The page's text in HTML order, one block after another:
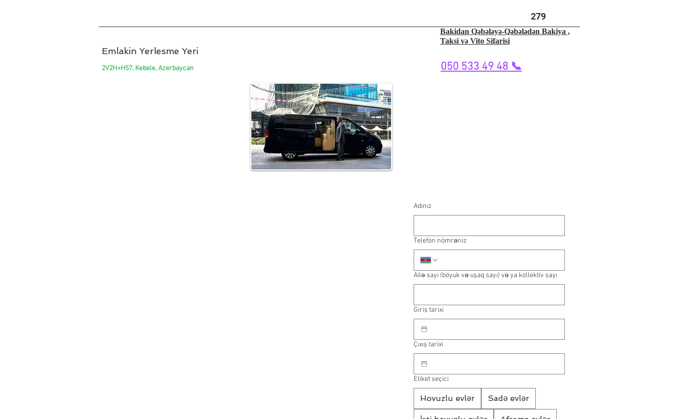
279
Emlakin Yerlesme Yeri
Bakidan Qəbələyə-Qəbələdən Bakiya ,
Taksi və Vito Sifarisi
2V2H+H57, Kebele, Azerbaycan 050 533 49 48 📞
Adınız
Telefon nömrəniz
Ailə sayı (böyuk və uşaq sayı) və ya kollektiv sayı
Giriş tarixi
Çıxış tarixi
Etiket seçici
Hovuzlu evlər Sadə evlər